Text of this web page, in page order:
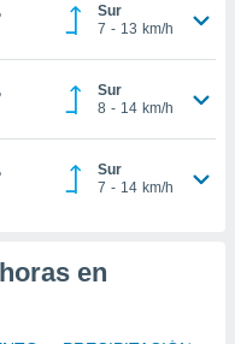
Sur
7 - 13 km/h
Sur
8 - 14 km/h
Sur
7 - 14 km/h
en